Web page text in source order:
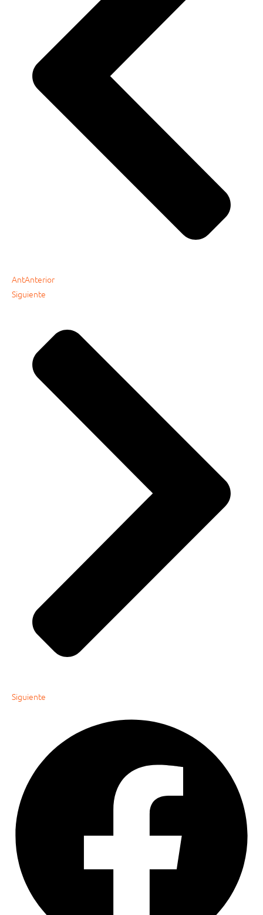
AntAnterior
Siguiente
Siguiente